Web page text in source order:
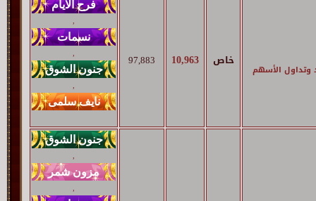
وتداول الأسهم
خاص 10,963
97,883
,
,
,
,
,